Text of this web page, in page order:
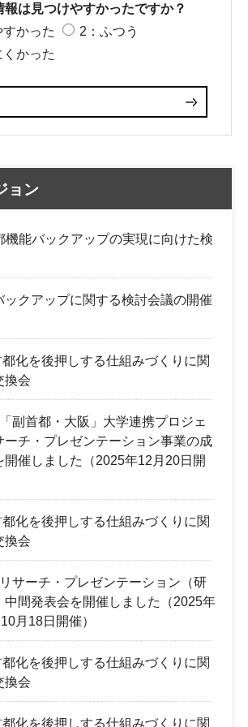
報は見つけやすかったですか？
かった
2：ふつう
かった
ョン
機能バックアップの実現に向けた検
ックアップに関する検討会議の開催
化を後押しする仕組みづくりに関
換会
副首都・大阪」大学連携プロジェ
チ・プレゼンテーション事業の成
開催しました（2025年12月20日開
化を後押しする仕組みづくりに関
換会
サーチ・プレゼンテーション（研
中間発表会を開催しました（2025年
月18日開催）
化を後押しする仕組みづくりに関
換会
化を後押しする仕組みづくりに関